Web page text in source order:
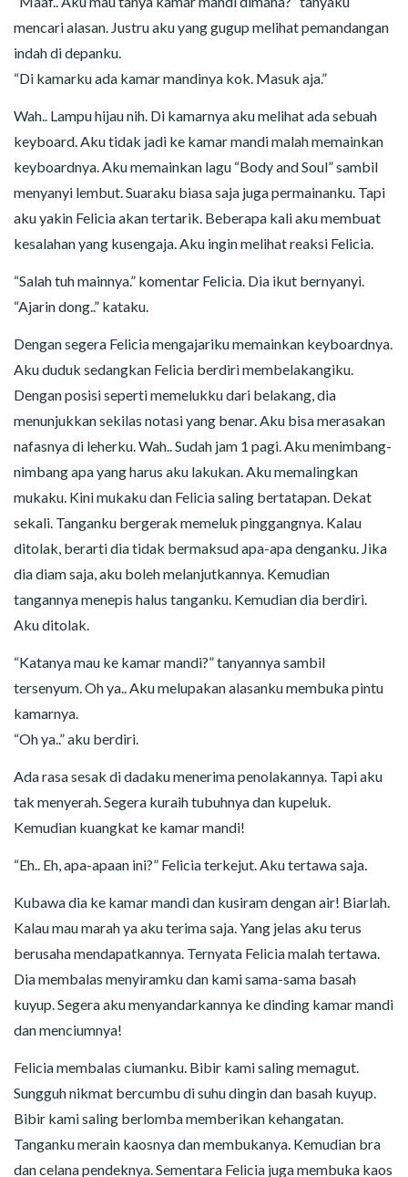
mencari alasan. Justru aku yang gugup melihat pemandangan
indah di depanku.
“Di kamarku ada kamar mandinya kok. Masuk aja.”
Wah.. Lampu hijau nih. Di kamarnya aku melihat ada sebuah
keyboard. Aku tidak jadi ke kamar mandi malah memainkan
keyboardnya. Aku memainkan lagu “Body and Soul” sambil
menyanyi lembut. Suaraku biasa saja juga permainanku. Tapi
aku yakin Felicia akan tertarik. Beberapa kali aku membuat
kesalahan yang kusengaja. Aku ingin melihat reaksi Felicia.
“Salah tuh mainnya.” komentar Felicia. Dia ikut bernyanyi.
“Ajarin dong..” kataku.
Dengan segera Felicia mengajariku memainkan keyboardnya.
Aku duduk sedangkan Felicia berdiri membelakangiku.
Dengan posisi seperti memelukku dari belakang, dia
menunjukkan sekilas notasi yang benar. Aku bisa merasakan
nafasnya di leherku. Wah.. Sudah jam 1 pagi. Aku menimbang-
nimbang apa yang harus aku lakukan. Aku memalingkan
mukaku. Kini mukaku dan Felicia saling bertatapan. Dekat
sekali. Tanganku bergerak memeluk pinggangnya. Kalau
ditolak, berarti dia tidak bermaksud apa-apa denganku. Jika
dia diam saja, aku boleh melanjutkannya. Kemudian
tangannya menepis halus tanganku. Kemudian dia berdiri.
Aku ditolak.
“Katanya mau ke kamar mandi?” tanyannya sambil
tersenyum. Oh ya.. Aku melupakan alasanku membuka pintu
kamarnya.
“Oh ya..” aku berdiri.
Ada rasa sesak di dadaku menerima penolakannya. Tapi aku
tak menyerah. Segera kuraih tubuhnya dan kupeluk.
Kemudian kuangkat ke kamar mandi!
“Eh.. Eh, apa-apaan ini?” Felicia terkejut. Aku tertawa saja.
Kubawa dia ke kamar mandi dan kusiram dengan air! Biarlah.
Kalau mau marah ya aku terima saja. Yang jelas aku terus
berusaha mendapatkannya. Ternyata Felicia malah tertawa.
Dia membalas menyiramku dan kami sama-sama basah
kuyup. Segera aku menyandarkannya ke dinding kamar mandi
dan menciumnya!
Felicia membalas ciumanku. Bibir kami saling memagut.
Sungguh nikmat bercumbu di suhu dingin dan basah kuyup.
Bibir kami saling berlomba memberikan kehangatan.
Tanganku merain kaosnya dan membukanya. Kemudian bra
dan celana pendeknya. Sementara Felicia juga membuka kaos